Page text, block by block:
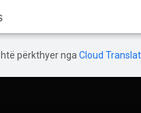
përkthyer nga Cloud